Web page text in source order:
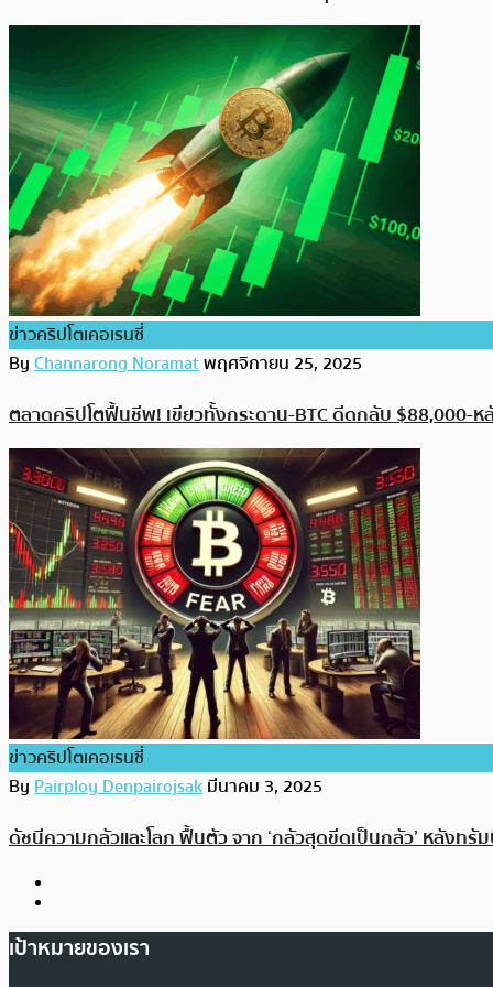
ข่าวคริปโตเคอเรนซี่
ByChannarong Noramatพฤศจิกายน 25, 2025
ตลาดคริปโตฟื้นชีพ! เขียวทั้งกระดาน-BTC ดีดกลับ $88,000-ห
ข่าวคริปโตเคอเรนซี่
ByPairploy Denpairojsakมีนาคม 3, 2025
ดัชนีความกลัวและโลภ ฟื้นตัว จาก ‘กลัวสุดขีดเป็นกลัว’ หลังทรั
เป้าหมายของเรา